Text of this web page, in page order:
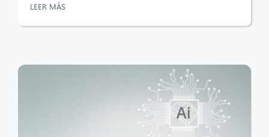
LEER MÁS